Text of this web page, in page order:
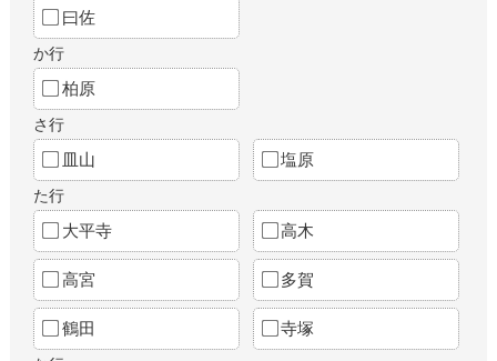
曰佐
か行
柏原
さ行
皿山 塩原
た行
大平寺 高木
高宮 多賀
鶴田 寺塚